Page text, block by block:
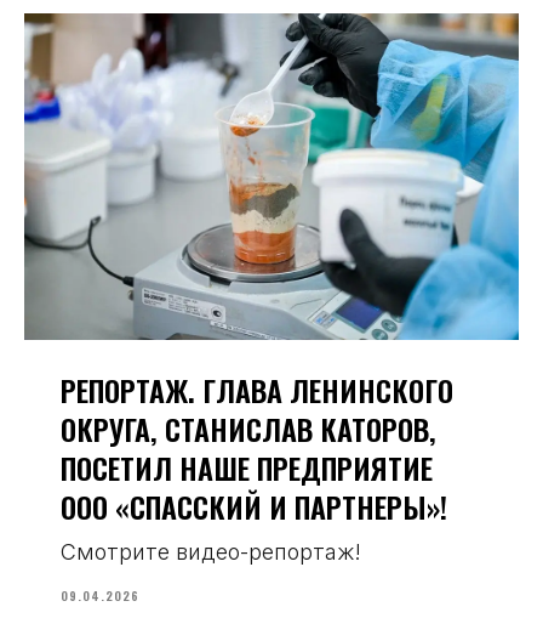
РЕПОРТАЖ. ГЛАВА ЛЕНИНСКОГО
ОКРУГА, СТАНИСЛАВ КАТОРОВ,
ПОСЕТИЛ НАШЕ ПРЕДПРИЯТИЕ
ООО «СПАССКИЙ И ПАРТНЕРЫ»!
Смотрите видео-репортаж!
09.04.2026